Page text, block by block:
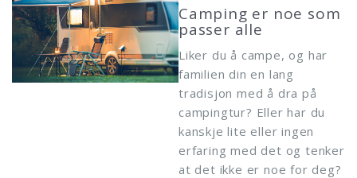
Camping er noe som
passer alle
Liker du å campe, og har
familien din en lang
tradisjon med å dra på
campingtur? Eller har du
kanskje lite eller ingen
erfaring med det og tenker
at det ikke er noe for deg?